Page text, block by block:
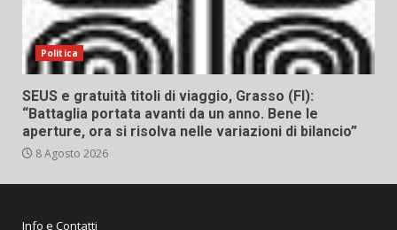
Politica
SEUS e gratuità titoli di viaggio, Grasso (FI):
“Battaglia portata avanti da un anno. Bene le
aperture, ora si risolva nelle variazioni di bilancio”
8 Agosto 2026
Info e Contatti